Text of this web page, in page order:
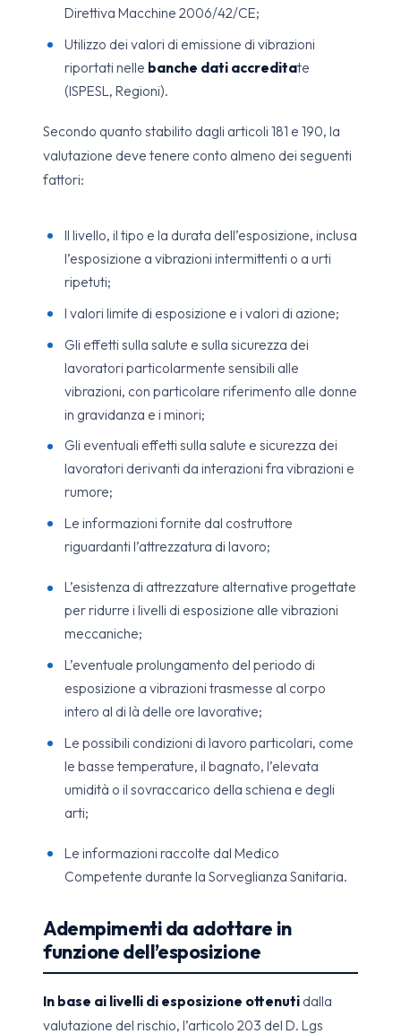
Direttiva Macchine 2006/42/CE;
Utilizzo dei valori di emissione di vibrazioni
riportati nelle banche dati accreditate
(ISPESL, Regioni).
Secondo quanto stabilito dagli articoli 181 e 190, la
valutazione deve tenere conto almeno dei seguenti
fattori:
Il livello, il tipo e la durata dell’esposizione, inclusa
l’esposizione a vibrazioni intermittenti o a urti
ripetuti;
I valori limite di esposizione e i valori di azione;
Gli effetti sulla salute e sulla sicurezza dei
lavoratori particolarmente sensibili alle
vibrazioni, con particolare riferimento alle donne
in gravidanza e i minori;
Gli eventuali effetti sulla salute e sicurezza dei
lavoratori derivanti da interazioni fra vibrazioni e
rumore;
Le informazioni fornite dal costruttore
riguardanti l’attrezzatura di lavoro;
L’esistenza di attrezzature alternative progettate
per ridurre i livelli di esposizione alle vibrazioni
meccaniche;
L’eventuale prolungamento del periodo di
esposizione a vibrazioni trasmesse al corpo
intero al di là delle ore lavorative;
Le possibili condizioni di lavoro particolari, come
le basse temperature, il bagnato, l’elevata
umidità o il sovraccarico della schiena e degli
arti;
Le informazioni raccolte dal Medico
Competente durante la Sorveglianza Sanitaria.
Adempimenti da adottare in
funzione dell’esposizione
In base ai livelli di esposizione ottenuti dalla
valutazione del rischio, l’articolo 203 del D. Lgs